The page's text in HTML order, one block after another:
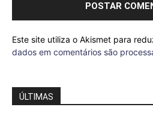
Este site utiliza o Akismet para
dados em comentários são
ÚLTIMAS